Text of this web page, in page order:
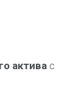
актива с